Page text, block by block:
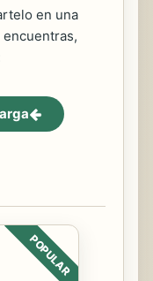
en una
POPULAR